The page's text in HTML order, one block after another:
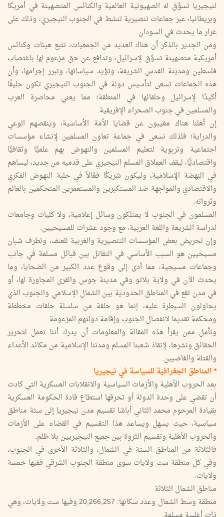
لنيجيريا تسوِّق له الصهيونية العالمية والكنائس المتصهينة في أمريكا
وبريطانيا، عبر جماعات تنصيرية تنشط في الجنوب النيجيري، وذلك على
غرار ما يحدث في السودان.
ومن الجدير بالذكر أن هناك العديد من الجمعيات، تتبع هيئات وكنائس
أمريكية متصهينة تسوِّق لإسرائيل، وتدافع عن حق مزعوم لها باغتصاب
فلسطين ومدينة القدس الشريفة، وتؤيد سياساتها، وتبرر إجرامها، وأن
هذه الجماعات تسعى لتأسيس دولة في الجنوب النيجيري تكون حليفًا
أكيدًا لإسرائيل وحلفائها في المنطقة؛ مما يعني محاصرة العرب
والمسلمين في جنوب الصحراء الإفريقية.
إن أهلنا هناك مغيبون عن قضايا الأمة الأساسية، وينقصهم الوعي
والدراية؛ فلذلك نسعى في جماعة تعاون المسلمين لإنشاء مؤسسات
اجتماعية وتربوية لتعليم المسلمين والنهوض بهم علميًّا وثقافيًّا
واقتصاديًّا، ليقف العملاق المسلم النيجيري على قدميه من جديد، ليساهم
في النهضة الإسلامية، وليكون شريكًا فعَّالاً في حلبة النهوض الفكري
والاقتصادي والمواجهة ضد المستكبرين والمستعمرين المتحكمين بالعالم
وثرواته.
المسلمون في الجنوب لا يمتلكون وسائل إعلامية، ولا كليات وجامعات
لدراسة الشريعة واللغة العربية، مع وجود عشرات للمسيحيين.
وإن تحريض بعض المؤسسات التنصيرية والغربية للعنف، وتطرف شبان
مسيحيين هو السبب الأساسي في التقاتل بين قبائل مسلمة في جانب
وجماعات مسيحية، مما أدى إلى وقوع عدد الكبير من الضحايا، وما
يحدث الآن في ولاية بلاتو وفي مدينة جوس والقرى المجاورة لها، أو
في مدن تقع في المناطق الحدودية بين الشمال الإسلامي والجنوب الذي
يحاولون السيطرة عليه، إنما هو حلقة من سلسلة حلقات مخططة
ومحكمة تقديما لانفصال الجنوب وإقامة دولتهم المزعومة.
ونأمل ممن يقرأ هذه المقالة والمعلومات أن يدرك أننا نعمل لتحرير
الحقائق ونشرها، لإنقاذ شعبنا المسلم ومدننا الإسلامية من مكائد الأعداء
والقتلة والغاصبين.
* المناطق الجغرافية للسياسة في نيجيريا
بعد الحروب الأهلية والأزمات السياسية والانقلابات العسكرية التي كادت
أن تقضي على وحدة الدولة أو تحرقها استطاع قادة الحكومة العسكرية
بقيادة المرحوم محمد الثاني أباشا تقسيم مدن نيجيريا إلى ستة مناطق
سياسية، حيث يسهل ويساعد هذا التقسيم في القضاء على الأزمات
والحروب الأهلية وتقسيم الثروة بين جميع النيجيريين بلا ظلم.
فالثلاثة من المناطق الستة في الشمال، والثلاثة الأخرى في الجنوب،
وفي كل منطقة ست ولايات سوى منطقة الجنوب الشرقي ففيها خمسة
ولايات.
مناطق الشمال الثلاثة
منطقة وسط الشمال وعدد سكانها: 20,266,257 وفيها ست ولايات، وهي